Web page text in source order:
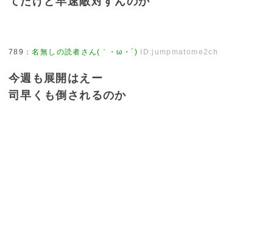
789 ：名無しの読者さん(｀・ω・´) ID:jumpmatome2ch
今週も展開はえー
司早くも倒されるのか